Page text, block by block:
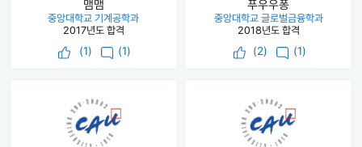
맴맴
중앙대학교 기계공학과
2017년도 합격
(1) (1)
푸우우퐁
중앙대학교 글로벌금융학과
2018년도 합격
(2) (1)